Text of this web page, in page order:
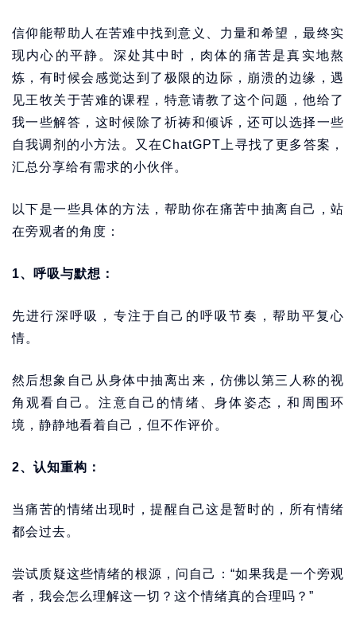
信仰能帮助人在苦难中找到意义、力量和希望，最终实
现内心的平静。深处其中时，肉体的痛苦是真实地熬
炼，有时候会感觉达到了极限的边际，崩溃的边缘，遇
见王牧关于苦难的课程，特意请教了这个问题，他给了
我一些解答，这时候除了祈祷和倾诉，还可以选择一些
自我调剂的小方法。又在ChatGPT上寻找了更多答案，
汇总分享给有需求的小伙伴。
以下是一些具体的方法，帮助你在痛苦中抽离自己，站
在旁观者的角度：
1、呼吸与默想：
先进行深呼吸，专注于自己的呼吸节奏，帮助平复心
情。
然后想象自己从身体中抽离出来，仿佛以第三人称的视
角观看自己。注意自己的情绪、身体姿态，和周围环
境，静静地看着自己，但不作评价。
2、认知重构：
当痛苦的情绪出现时，提醒自己这是暂时的，所有情绪
都会过去。
尝试质疑这些情绪的根源，问自己：“如果我是一个旁观
者，我会怎么理解这一切？这个情绪真的合理吗？”